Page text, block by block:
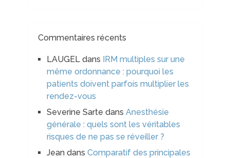
Commentaires récents
LAUGELdans
IRM multiples sur une
même ordonnance : pourquoi les
patients doivent parfois multiplier les
rendez-vous
Severine Sarte dans Anesthésie
générale : quels sont les véritables
risques de ne pas se réveiller ?
Jeandans Comparatif des principales